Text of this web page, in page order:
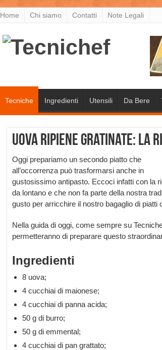
Home Chi siamo Contatti Note Legali
Tecniche Ingredienti Utensili Da Bere
Uova ripiene gratinate: la
Oggi prepariamo un secondo piatto che
all’occorrenza può trasformarsi anche in
gustosissimo antipasto. Eccoci infatti con la
da lontano e che non fa parte della nostra
gusto per arricchire il nostro bagaglio di piatti
Nella guida di oggi, come sempre su
permetteranno di preparare questo
Ingredienti
8 uova;
4 cucchiai di maionese;
4 cucchiai di panna acida;
50 g di burro;
50 g di emmental;
4 cucchiai di pan grattato;